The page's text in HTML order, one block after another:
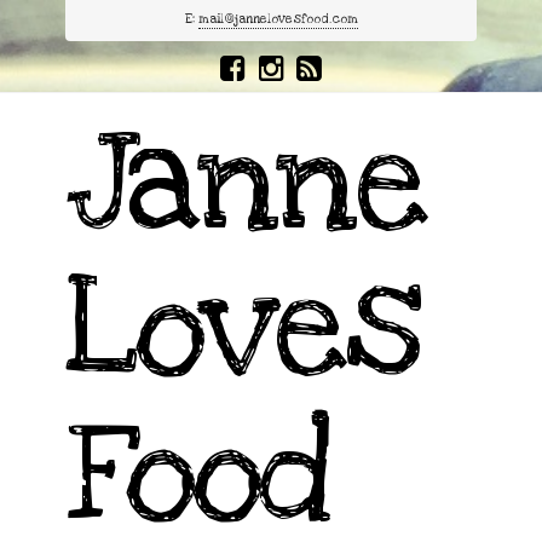
E: mail@jannelovesfood.com
Janne
Loves
Food